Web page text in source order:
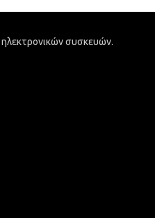
ηλεκτρονικών συσκευών.